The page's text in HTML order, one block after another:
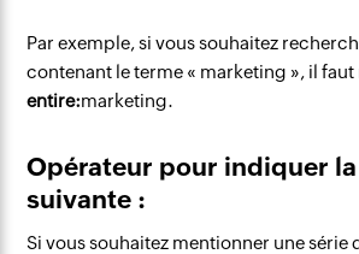
Par exemple, si vous souhaitez
contenant le terme « marketing », il
entire:marketing.
Opérateur pour indiquer
suivante :
Si vous souhaitez mentionner une série